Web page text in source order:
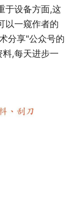
于设备方面,这
以一窥作者的
分享"公众号的
料,每天进步一